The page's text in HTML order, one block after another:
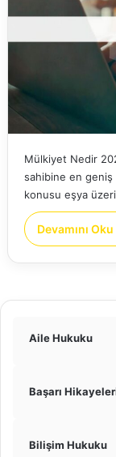
Mülkiyet Nedir
sahibine en
konusu eşya
Devamını Oku
Aile Hukuku
Başarı
Bilişim Hukuku